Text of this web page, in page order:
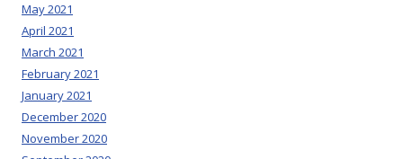
May 2021
April 2021
March 2021
February 2021
January 2021
December 2020
November 2020